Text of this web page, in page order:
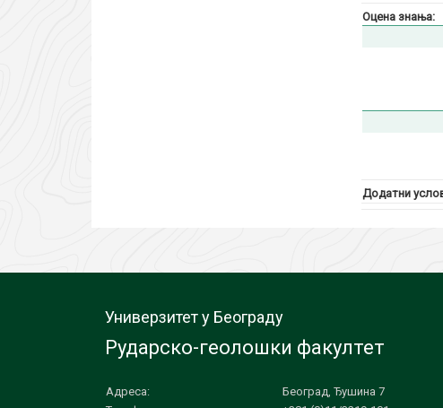
Оцена знања:
Додатни
Универзитет у Београду
Рударско-геолошки факултет
Адреса:
Београд, Ђушина 7